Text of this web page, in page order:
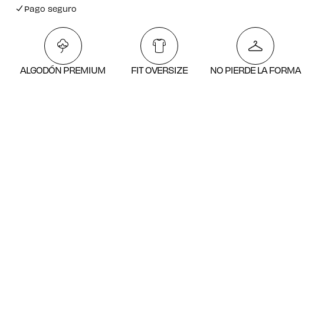
Envío gratuito por compras desde $250.000
Pago seguro
ALGODÓN PREMIUM FIT OVERSIZE NO PIERDE LA FORMA